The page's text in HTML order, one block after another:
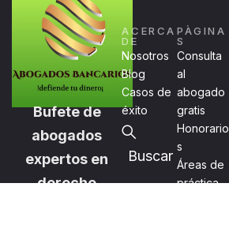
Bufete de
abogados
expertos en
derecho
ACERCA
DE
Nosotros
Blog
Casos de
éxito
Buscar
PÀGINA
S
Consulta
al
abogado
gratis
Honorario
s
Áreas de
práctica